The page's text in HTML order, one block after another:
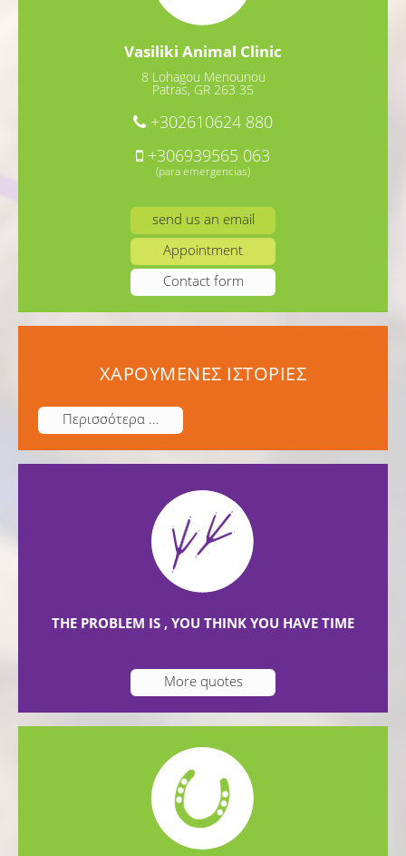
Vasiliki Animal Clinic
8 Lohagou Menounou
Patras, GR 263 35
+302610624 880
+306939565 063
(para emergencias)
send us an email
Appointment
Contact form
ΧΑΡΟΥΜΕΝΕΣ ΙΣΤΟΡΙΕΣ
Περισσότερα ...
THE PROBLEM IS , YOU THINK YOU HAVE TIME
More quotes